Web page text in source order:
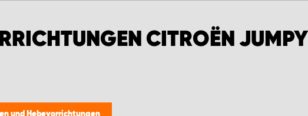
CITROËN JUMPY
und Hebevorrichtungen